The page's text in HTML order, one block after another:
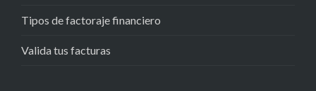
Tipos de factoraje financiero
Valida tus facturas